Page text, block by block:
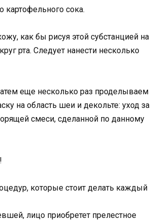
картофельного сока.
как бы рисуя этой субстанцией на
рта. Следует нанести несколько
еще несколько раз проделываем
на область шеи и декольте: уход за
смеси, сделанной по данному
которые стоит делать каждый
лицо приобретет прелестное